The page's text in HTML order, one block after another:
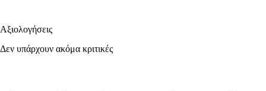
Αξιολογήσεις
Δεν υπάρχουν ακόμα κριτικές